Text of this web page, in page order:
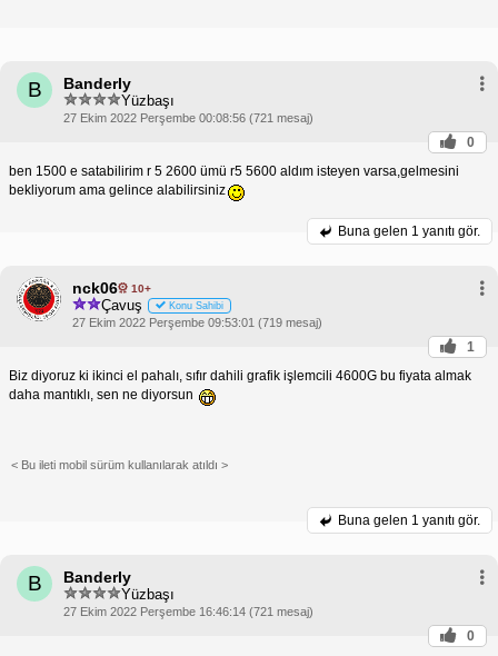
B Banderly
Yüzbaşı
27 Ekim 2022 Perşembe 00:08:56 (721 mesaj)
0
ben 1500 e satabilirim r 5 2600 ümü r5 5600 aldım isteyen varsa,gelmesini
bekliyorum ama gelince alabilirsiniz
Buna gelen 1 yanıtı gör.
nck06 10+
Çavuş Konu Sahibi
27 Ekim 2022 Perşembe 09:53:01 (719 mesaj)
1
Biz diyoruz ki ikinci el pahalı, sıfır dahili grafik işlemcili 4600G bu fiyata almak
daha mantıklı, sen ne diyorsun
< Bu ileti mobil sürüm kullanılarak atıldı >
Buna gelen 1 yanıtı gör.
B Banderly
Yüzbaşı
27 Ekim 2022 Perşembe 16:46:14 (721 mesaj)
0